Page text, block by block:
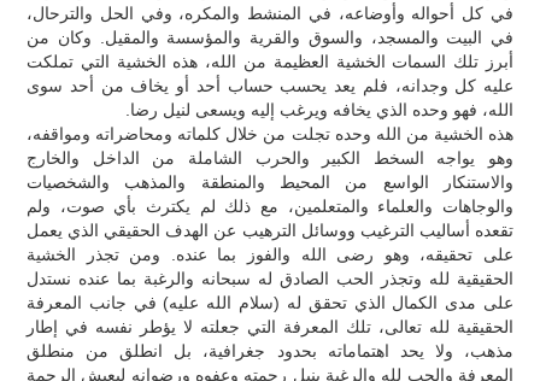
في كل أحواله وأوضاعه، في المنشط والمكره، وفي الحل والترحال،
في البيت والمسجد، والسوق والقرية والمؤسسة والمقيل. وكان من
أبرز تلك السمات الخشية العظيمة من الله، هذه الخشية التي تملكت
عليه كل وجدانه، فلم يعد يحسب حساب أحد أو يخاف من أحد سوى
الله، فهو وحده الذي يخافه ويرغب إليه ويسعى لنيل رضا.
هذه الخشية من الله وحده تجلت من خلال كلماته ومحاضراته ومواقفه،
وهو يواجه السخط الكبير والحرب الشاملة من الداخل والخارج
والاستنكار الواسع من المحيط والمنطقة والمذهب والشخصيات
والوجاهات والعلماء والمتعلمين، مع ذلك لم يكترث بأي صوت، ولم
تقعده أساليب الترغيب ووسائل الترهيب عن الهدف الحقيقي الذي يعمل
على تحقيقه، وهو رضى الله والفوز بما عنده. ومن تجذر الخشية
الحقيقية لله وتجذر الحب الصادق له سبحانه والرغبة بما عنده نستدل
على مدى الكمال الذي تحقق له (سلام الله عليه) في جانب المعرفة
الحقيقية لله تعالى، تلك المعرفة التي جعلته لا يؤطر نفسه في إطار
مذهب، ولا يحد اهتماماته بحدود جغرافية، بل انطلق من منطلق
المعرفة والحب لله والرغبة بنيل رحمته وعفوه ورضوانه ليعيش الرحمة